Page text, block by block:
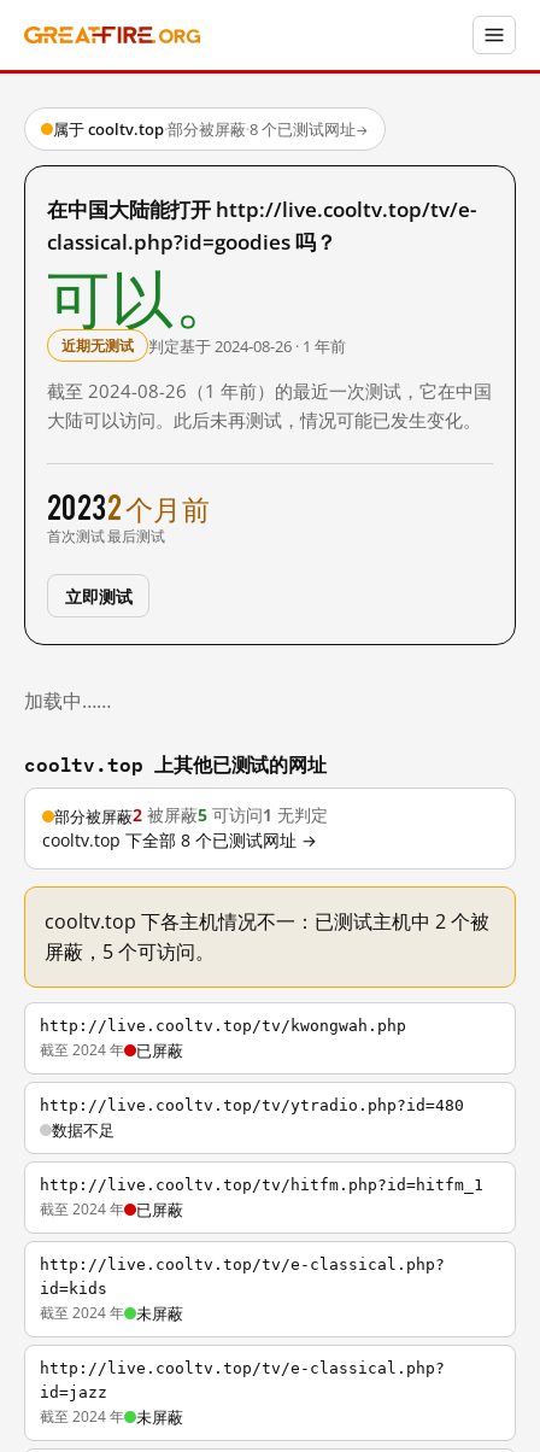
属于 cooltv.top·部分被屏蔽·8 个已测试网址→
在中国大陆能打开 http://live.cooltv.top/tv/e-
classical.php?id=goodies 吗？
可以。
近期无测试 判定基于 2024-08-26 · 1 年前
截至 2024-08-26（1 年前）的最近一次测试，它在中国
大陆可以访问。此后未再测试，情况可能已发生变化。
2023
首次测试
2 个月前
最后测试
立即测试
加载中……
cooltv.top 上其他已测试的网址
部分被屏蔽2 被屏蔽5 可访问1 无判定
cooltv.top 下全部 8 个已测试网址 →
cooltv.top 下各主机情况不一：已测试主机中 2 个被
屏蔽，5 个可访问。
http://live.cooltv.top/tv/kwongwah.php
截至 2024 年 已屏蔽
http://live.cooltv.top/tv/ytradio.php?id=480
数据不足
http://live.cooltv.top/tv/hitfm.php?id=hitfm_1
截至 2024 年 已屏蔽
http://live.cooltv.top/tv/e-classical.php?
id=kids
截至 2024 年 未屏蔽
http://live.cooltv.top/tv/e-classical.php?
id=jazz
截至 2024 年 未屏蔽